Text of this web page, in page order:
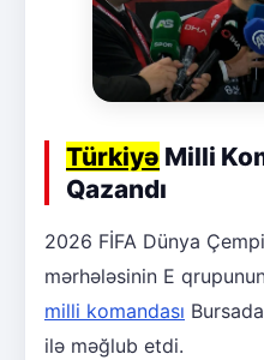
Türkiyə Milli
Qazandı
2026 FİFA Dünya
mərhələsinin E
milli komandası
ilə məğlub etdi.